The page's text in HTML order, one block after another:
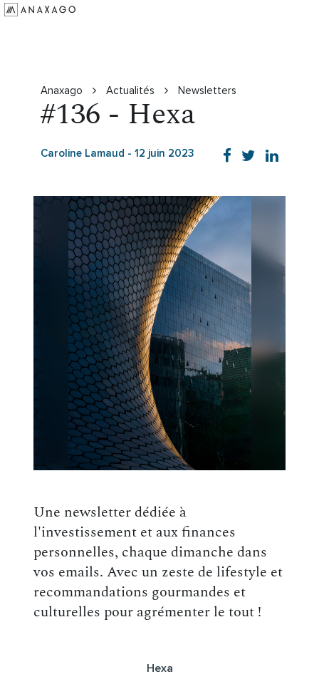
RessourcesAnaxago Actualités Newsletters
#136 - Hexa
Caroline Lamaud - 12 juin 2023
Une newsletter dédiée à
l'investissement et aux finances
personnelles, chaque dimanche dans
vos emails. Avec un zeste de lifestyle et
recommandations gourmandes et
culturelles pour agrémenter le tout !
Hexa